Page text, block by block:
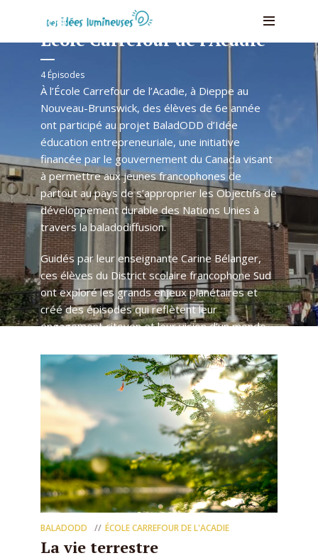
VOIR
École Carrefour de l’Acadie
4 Épisodes
À l’École Carrefour de l’Acadie, à Dieppe au
Nouveau-Brunswick, des élèves de 6e année
ont participé au projet BaladODD d’Idée
éducation entrepreneuriale, une initiative
financée par le gouvernement du Canada visant
à permettre aux jeunes francophones de
partout au pays de s’approprier les Objectifs de
développement durable des Nations Unies à
travers la baladodiffusion.
Guidés par leur enseignante Carine Bélanger,
ces élèves du District scolaire francophone Sud
ont exploré les grands enjeux planétaires et
créé des épisodes qui reflètent leur
engagement citoyen et leur vision d’un monde
BALADODD ÉCOLE CARREFOUR DE L'ACADIE
La vie terrestre